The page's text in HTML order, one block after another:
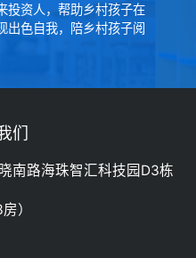
投资人，帮助乡村孩子在
出色自我，陪乡村孩子阅
们
南路海珠智汇科技园D3栋
）